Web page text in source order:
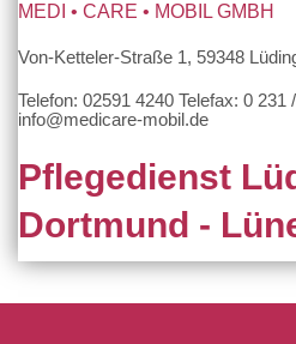
MEDI • CARE • MOBIL GMBH
Von-Ketteler-Straße 1, 59348
Telefon: 02591 4240 Telefax: 0 231
info@medicare-mobil.de
Pflegedienst
Dortmund -